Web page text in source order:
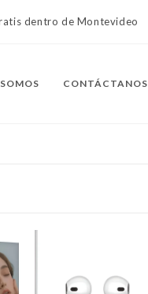
dentro de Montevideo
CONTÁCTANOS